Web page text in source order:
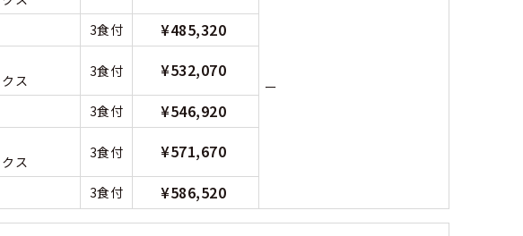
ー
3食付 ¥485,320
ス
3食付 ¥532,070
3食付 ¥546,920
ス
3食付 ¥571,670
3食付 ¥586,520